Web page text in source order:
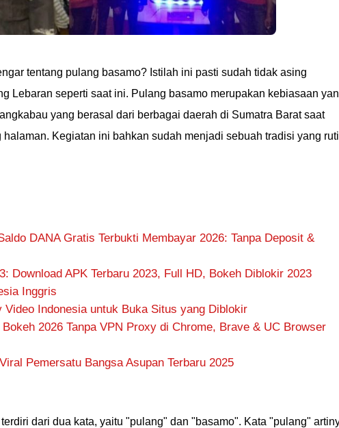
tentang pulang basamo? Istilah ini pasti sudah tidak asing
Lebaran seperti saat ini. Pulang basamo merupakan kebiasaan
yang berasal dari berbagai daerah di Sumatra Barat saat
halaman. Kegiatan ini bahkan sudah menjadi sebuah tradisi yang
DANA Gratis Terbukti Membayar 2026: Tanpa Deposit &
Download APK Terbaru 2023, Full HD, Bokeh Diblokir 2023
Inggris
Video Indonesia untuk Buka Situs yang Diblokir
2026 Tanpa VPN Proxy di Chrome, Brave & UC Browser
Pemersatu Bangsa Asupan Terbaru 2025
dari dua kata, yaitu "pulang" dan "basamo". Kata "pulang"